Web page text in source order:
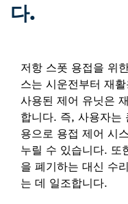
다.
저항 스폿 용접을 위
스는 시운전부터 재
사용된 제어 유닛은
합니다. 즉, 사용자는
용으로 용접 제어 시
누릴 수 있습니다. 또
을 폐기하는 대신 수
는 데 일조합니다.